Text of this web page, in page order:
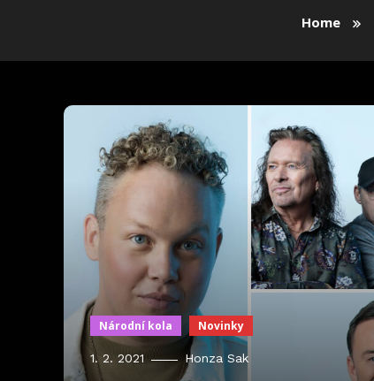
Home
Národní kola Novinky
1. 2. 2021 Honza Sak